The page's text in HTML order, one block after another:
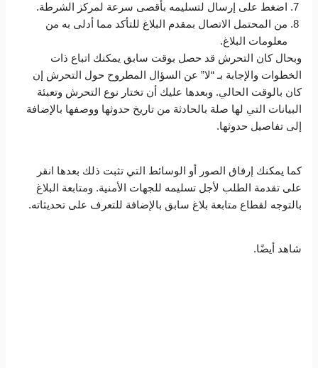
اضغط على إرسال لتسليمه بأقصى سرعة لمركز الشرطة.
من المحتمل الاتصال بمقدم البلاغ للتأكد مما أدلى به من
معلومات البلاغ.
وبحال كان التحرش قد حصل بوقت سابق يمكنك اتباع ذات
الخطوات والإجابة بـ “لا” عن السؤال المطروح حول التحرش إن
كان بالوقت الحالي. وبعدها عليك أن تختار نوع التحرش وتعبئة
البيانات التي لها صلة بالحادثة من تاريخ حدوثها ووصفها بالإضافة
إلى تفاصيل حدوثها.
كما يمكنك إرفاق الصور أو الوسائط التي تثبت ذلك بعدها انقر
على تقدمة الطلب لأجل تسليمه للجهات الأمنية. ومتابعة البلاغ
بالتوجه لقطاع متابعة بلاغ سابق بالإضافة للتعرف على تحديثاته.
شاهد أيضًا.